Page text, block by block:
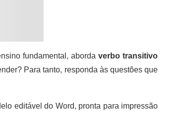
fundamental, aborda verbo transitivo
Para tanto, responda às questões que
editável do Word, pronta para impressão